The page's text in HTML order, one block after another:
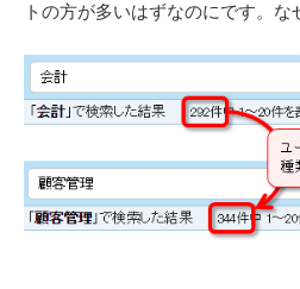
トの方が多いはずなのにです。な